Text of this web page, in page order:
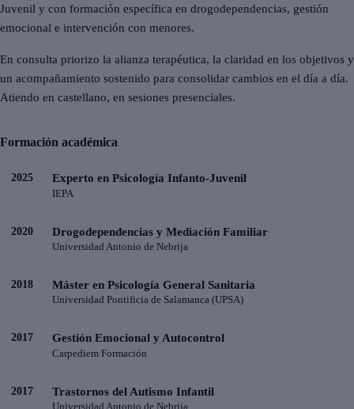
Juvenil y con formación específica en drogodependencias, gestión
emocional e intervención con menores.
En consulta priorizo la alianza terapéutica, la claridad en los objetivos y
un acompañamiento sostenido para consolidar cambios en el día a día.
Atiendo en castellano, en sesiones presenciales.
Formación académica
2025 Experto en Psicología Infanto-Juvenil
IEPA
2020 Drogodependencias y Mediación Familiar
Universidad Antonio de Nebrija
2018 Máster en Psicología General Sanitaria
Universidad Pontificia de Salamanca (UPSA)
2017 Gestión Emocional y Autocontrol
Carpediem Formación
2017 Trastornos del Autismo Infantil
Universidad Antonio de Nebrija